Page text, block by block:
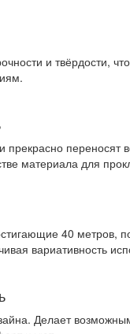
и твёрдости,
прекрасно переносят
материала для
40 метров,
вариативность
Делает